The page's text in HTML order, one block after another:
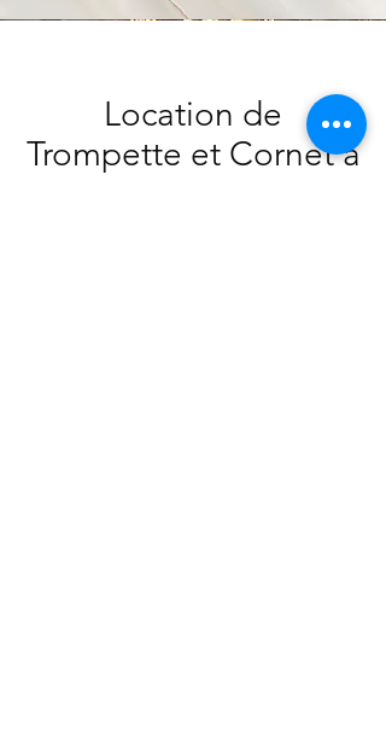
Location de
Trompette et Cornet à